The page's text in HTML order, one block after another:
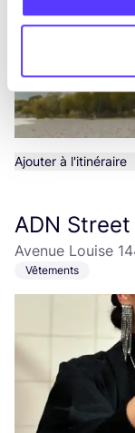
Ajouter à l'itinéraire
ADN Street
Avenue Louise
Vêtements